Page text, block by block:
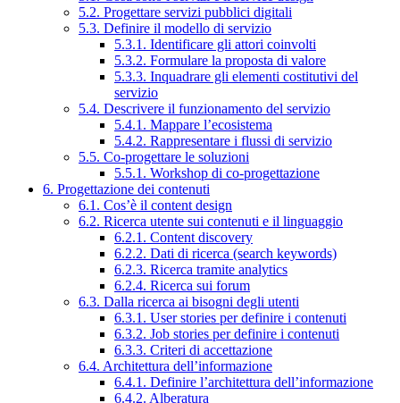
5.2. Progettare servizi pubblici digitali
5.3. Definire il modello di servizio
5.3.1. Identificare gli attori coinvolti
5.3.2. Formulare la proposta di valore
5.3.3. Inquadrare gli elementi costitutivi del
servizio
5.4. Descrivere il funzionamento del servizio
5.4.1. Mappare l’ecosistema
5.4.2. Rappresentare i flussi di servizio
5.5. Co-progettare le soluzioni
5.5.1. Workshop di co-progettazione
6. Progettazione dei contenuti
6.1. Cos’è il content design
6.2. Ricerca utente sui contenuti e il linguaggio
6.2.1. Content discovery
6.2.2. Dati di ricerca (search keywords)
6.2.3. Ricerca tramite analytics
6.2.4. Ricerca sui forum
6.3. Dalla ricerca ai bisogni degli utenti
6.3.1. User stories per definire i contenuti
6.3.2. Job stories per definire i contenuti
6.3.3. Criteri di accettazione
6.4. Architettura dell’informazione
6.4.1. Definire l’architettura dell’informazione
6.4.2. Alberatura